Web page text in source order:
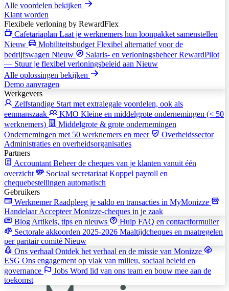
Alle voordelen bekijken
Klant worden
Flexibele verloning by RewardFlex
Cafetariaplan Laat je werknemers hun loonpakket samenstellen
Nieuw
Mobiliteitsbudget Flexibel alternatief voor de
bedrijfswagen Nieuw Salaris- en verloningsbeheerRewardPilot
— Stuur je flexibel verloningsbeleid aan Nieuw
Alle oplossingen bekijken
Demo aanvragen
Werkgevers
Zelfstandige Start met extralegale voordelen, ook als
eenmanszaak
KMO Kleine en middelgrote ondernemingen (< 50
werknemers)
Middelgrote & grote ondernemingen
Ondernemingen met 50 werknemers en meer
Overheidssector
Administraties en overheidsorganisaties
Partners
Accountant Beheer de cheques van je klanten vanuit één
overzicht
Sociaal secretariaat Koppel payroll en
chequebestellingen automatisch
Gebruikers
WerknemerRaadpleeg je saldo en transacties in MyMonizze
HandelaarAccepteer Monizze-cheques in je zaak
Blog Artikels, tips en nieuws Hulp FAQ en contactformulier
Sectorale akkoorden 2025-2026 Maaltijdcheques en maatregelen
per paritair comité Nieuw
Ons verhaal Ontdek het verhaal en de missie van Monizze
ESG Ons engagement op vlak van milieu, sociaal beleid en
governance
Jobs Word lid van ons team en bouw mee aan de
toekomst